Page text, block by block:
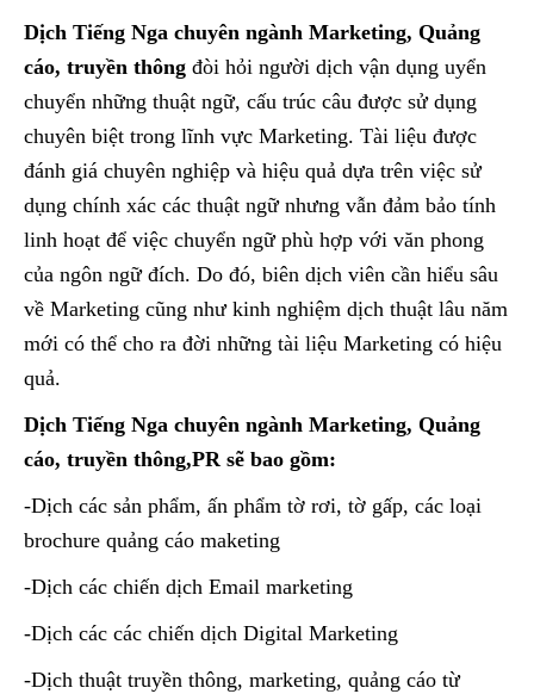
Dịch Tiếng Nga chuyên ngành Marketing, Quảng
cáo, truyền thông đòi hỏi người dịch vận dụng uyển
chuyển những thuật ngữ, cấu trúc câu được sử dụng
chuyên biệt trong lĩnh vực Marketing. Tài liệu được
đánh giá chuyên nghiệp và hiệu quả dựa trên việc sử
dụng chính xác các thuật ngữ nhưng vẫn đảm bảo tính
linh hoạt để việc chuyển ngữ phù hợp với văn phong
của ngôn ngữ đích. Do đó, biên dịch viên cần hiểu sâu
về Marketing cũng như kinh nghiệm dịch thuật lâu năm
mới có thể cho ra đời những tài liệu Marketing có hiệu
quả.
Dịch Tiếng Nga chuyên ngành Marketing, Quảng
cáo, truyền thông,PR sẽ bao gồm:
-Dịch các sản phẩm, ấn phẩm tờ rơi, tờ gấp, các loại
brochure quảng cáo maketing
-Dịch các chiến dịch Email marketing
-Dịch các các chiến dịch Digital Marketing
-Dịch thuật truyền thông, marketing, quảng cáo từ